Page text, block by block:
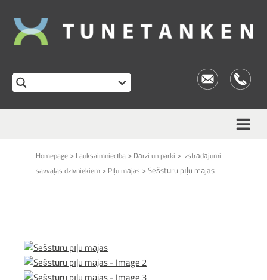
Homepage > Lauksaimniecība > Dārzi un parki > Izstrādājumi
savvaļas dzīvniekiem > Pīļu mājas >Sešstūru pīļu mājas